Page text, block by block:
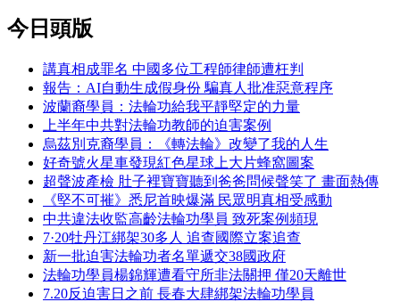
今日頭版
講真相成罪名 中國多位工程師律師遭枉判
報告：AI自動生成假身份 騙真人批准惡意程序
波蘭裔學員：法輪功給我平靜堅定的力量
上半年中共對法輪功教師的迫害案例
烏茲別克裔學員：《轉法輪》改變了我的人生
好奇號火星車發現紅色星球上大片蜂窩圖案
超聲波產檢 肚子裡寶寶聽到爸爸問候聲笑了 畫面熱傳
《堅不可摧》悉尼首映爆滿 民眾明真相受感動
中共違法收監高齡法輪功學員 致死案例頻現
7·20牡丹江綁架30多人 追查國際立案追查
新一批迫害法輪功者名單遞交38國政府
法輪功學員楊錦輝遭看守所非法關押 僅20天離世
7.20反迫害日之前 長春大肆綁架法輪功學員